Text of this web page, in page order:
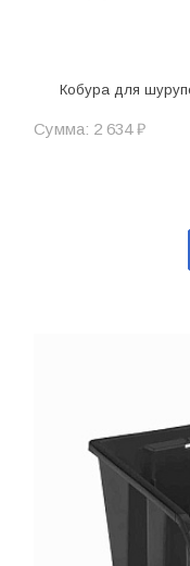
Кобура для
Сумма: 2 634 ₽